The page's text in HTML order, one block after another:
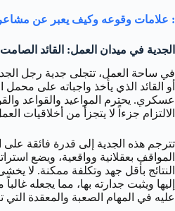
: علامات وقوعه وكيف يعبر عن
الجدية في ميدان العمل: القائد
في ساحة العمل، تتجلى جدية رجل
أو القائد الذي يأخذ واجباته على محمل
عسكري. يحترم المواعيد والقواعد
الالتزام جزءاً لا يتجزأ من أخلاقيات
تترجم هذه الجدية إلى قدرة فائقة على
المواقف بعقلانية وواقعية، ويضع
النتائج بأقل جهد وتكلفة ممكنة. لا
إليها ويثبت جدارته بها، مما يجعله غالباً
عليه في المهام الصعبة والمعقدة التي